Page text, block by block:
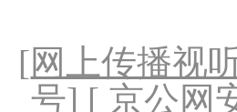
[网上传播视
号] [ 京公网